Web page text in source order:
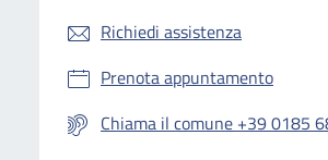
Richiedi assistenza
Prenota appuntamento
Chiama il comune +39 0185